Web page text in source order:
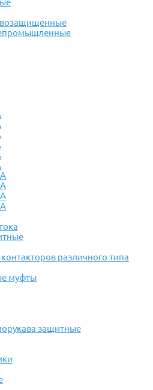
различного типа
муфты
защитные